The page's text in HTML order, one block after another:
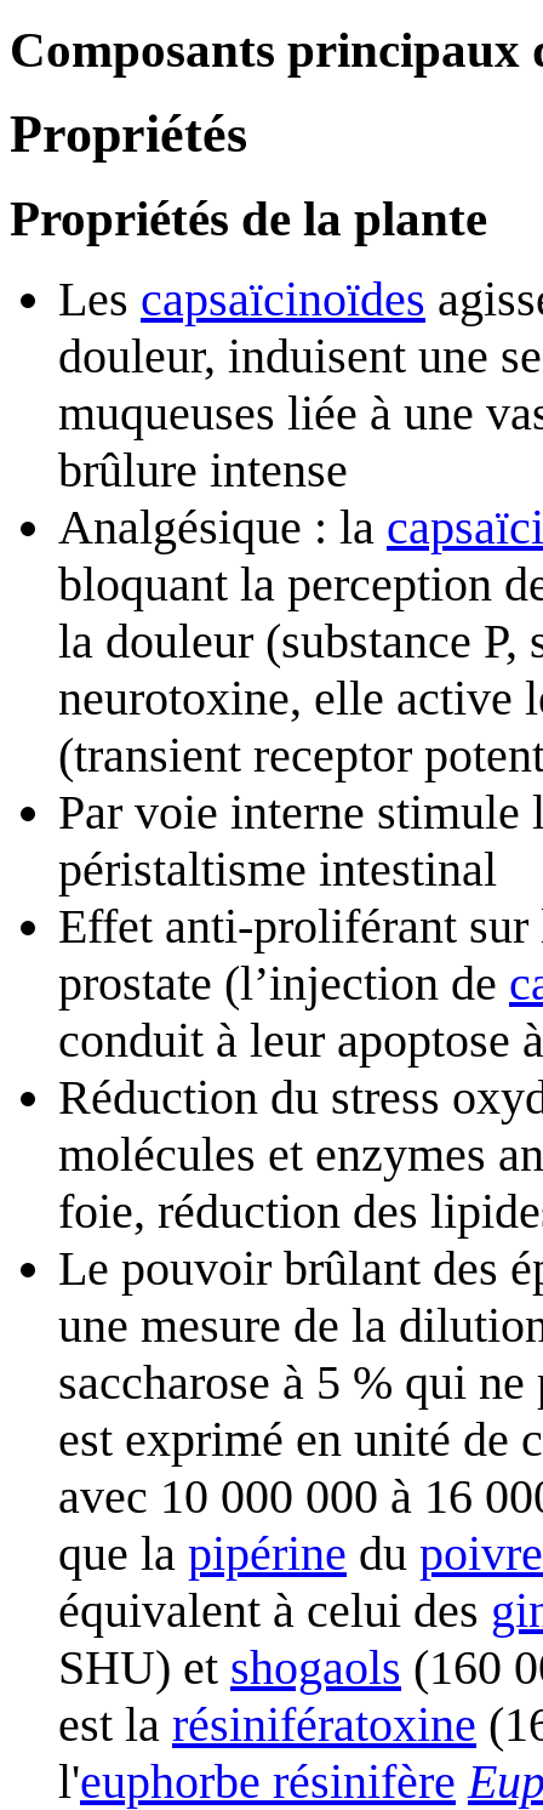
Composants principaux
Propriétés
Propriétés de la plante
Les capsaïcinoïdes
douleur, induisent une
muqueuses liée à une
brûlure intense
Analgésique : la
bloquant la perception
la douleur (substance
neurotoxine, elle active
(transient receptor
Par voie interne stimule
péristaltisme intestinal
Effet anti-proliférant sur
prostate (l’injection de
conduit à leur apoptose
Réduction du stress
molécules et enzymes
foie, réduction des
Le pouvoir brûlant des
une mesure de la
saccharose à 5 % qui
est exprimé en unité
avec 10 000 000 à 16
que la pipérine du poivre
équivalent à celui des
SHU) et shogaols (160
est la résinifératoxine
l'euphorbe résinifère